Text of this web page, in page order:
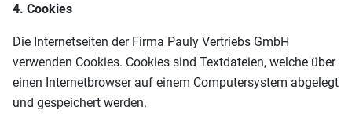
4. Cookies
Die Internetseiten der Firma Pauly Vertriebs GmbH
verwenden Cookies. Cookies sind Textdateien, welche über
einen Internetbrowser auf einem Computersystem abgelegt
und gespeichert werden.